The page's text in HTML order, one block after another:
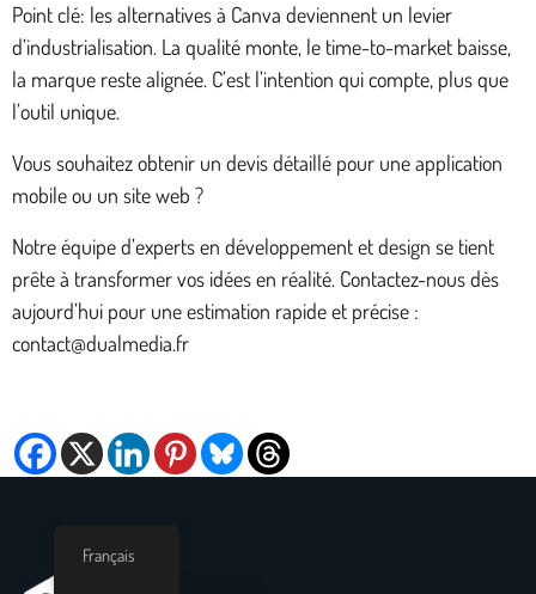
Point clé: les alternatives à Canva deviennent un levier
d’industrialisation. La qualité monte, le time-to-market baisse,
la marque reste alignée. C’est l’intention qui compte, plus que
l’outil unique.
Vous souhaitez obtenir un devis détaillé pour une application
mobile ou un site web ?
Notre équipe d’experts en développement et design se tient
prête à transformer vos idées en réalité. Contactez-nous dès
aujourd’hui pour une estimation rapide et précise :
contact@dualmedia.fr
Français